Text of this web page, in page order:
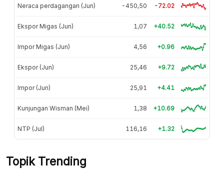
Neraca perdagangan (Jun) -450,50 -72.02
Ekspor Migas (Jun) 1,07 +40.52
Impor Migas (Jun) 4,56 +0.96
Ekspor (Jun) 25,46 +9.72
Impor (Jun) 25,91 +4.41
Kunjungan Wisman (Mei) 1,38 +10.69
NTP (Jul) 116,16 +1.32
Topik Trending